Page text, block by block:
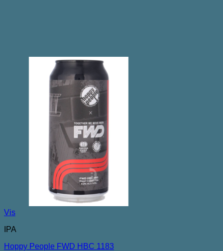
Vis
IPA
Hoppy People FWD HBC 1183